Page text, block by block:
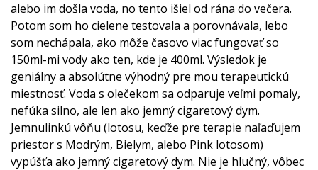
alebo im došla voda, no tento išiel od rána do večera.
Potom som ho cielene testovala a porovnávala, lebo
som nechápala, ako môže časovo viac fungovať so
150ml-mi vody ako ten, kde je 400ml. Výsledok je
geniálny a absolútne výhodný pre mou terapeutickú
miestnosť. Voda s olečekom sa odparuje veľmi pomaly,
nefúka silno, ale len ako jemný cigaretový dym.
Jemnulinkú vôňu (lotosu, keďže pre terapie naľaďujem
priestor s Modrým, Bielym, alebo Pink lotosom)
vypúšťa ako jemný cigaretový dym. Nie je hlučný, vôbec